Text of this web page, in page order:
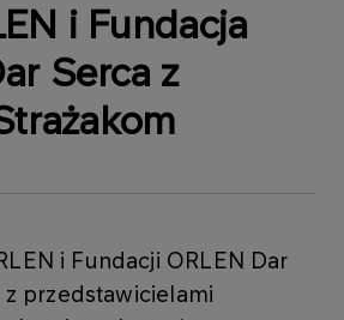
i Fundacja
Serca z
i Fundacji ORLEN Dar
przedstawicielami